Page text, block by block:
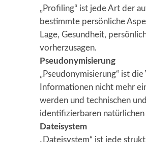
„Profiling“ ist jede Art der
bestimmte persönliche
Lage, Gesundheit,
vorherzusagen.
Pseudonymisierung
„Pseudonymisierung“ ist
Informationen nicht mehr
werden und technischen
identifizierbaren
Dateisystem
„Dateisystem“ ist jede